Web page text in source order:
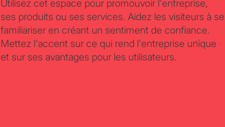
Utilisez cet espace pour promouvoir l'entreprise,
ses produits ou ses services. Aidez les visiteurs à se
familiariser en créant un sentiment de confiance.
Mettez l'accent sur ce qui rend l'entreprise unique
et sur ses avantages pour les utilisateurs.